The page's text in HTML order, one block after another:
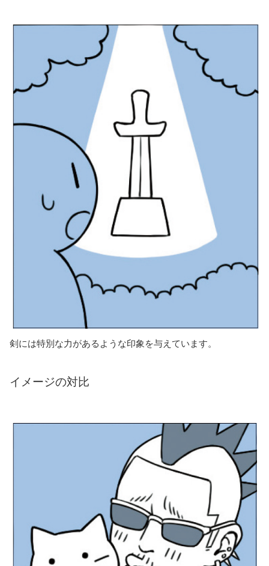
剣には特別な力があるような印象を与えています。
イメージの対比